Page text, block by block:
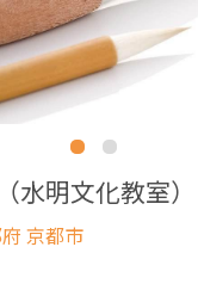
水明文化教室）
京都市